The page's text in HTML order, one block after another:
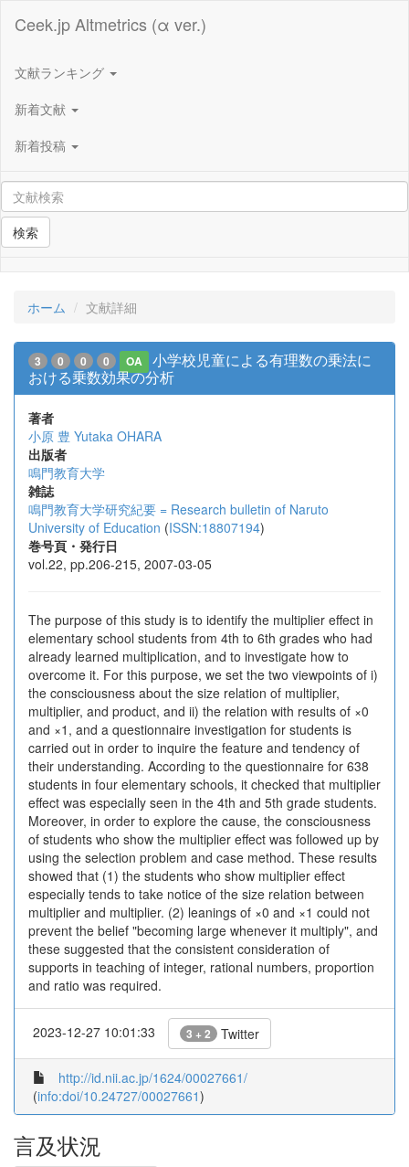
Ceek.jp Altmetrics (α ver.)
文献ランキング
新着文献
新着投稿
検索
ホーム 文献詳細
3 0 0 0 OA
小学校児童による有理数の乗法に
おける乗数効果の分析
著者
小原 豊 Yutaka OHARA
出版者
鳴門教育大学
雑誌
鳴門教育大学研究紀要 = Research bulletin of Naruto
University of Education (ISSN:18807194)
巻号頁・発行日
vol.22, pp.206-215, 2007-03-05
The purpose of this study is to identify the multiplier effect in
elementary school students from 4th to 6th grades who had
already learned multiplication, and to investigate how to
overcome it. For this purpose, we set the two viewpoints of i)
the consciousness about the size relation of multiplier,
multiplier, and product, and ii) the relation with results of ×0
and ×1, and a questionnaire investigation for students is
carried out in order to inquire the feature and tendency of
their understanding. According to the questionnaire for 638
students in four elementary schools, it checked that multiplier
effect was especially seen in the 4th and 5th grade students.
Moreover, in order to explore the cause, the consciousness
of students who show the multiplier effect was followed up by
using the selection problem and case method. These results
showed that (1) the students who show multiplier effect
especially tends to take notice of the size relation between
multiplier and multiplier. (2) leanings of ×0 and ×1 could not
prevent the belief "becoming large whenever it multiply", and
these suggested that the consistent consideration of
supports in teaching of integer, rational numbers, proportion
and ratio was required.
2023-12-27 10:01:33 3 + 2 Twitter
http://id.nii.ac.jp/1624/00027661/
(info:doi/10.24727/00027661)
言及状況